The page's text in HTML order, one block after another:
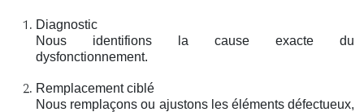
Diagnostic
Nous identifions la cause exacte du
dysfonctionnement.
Remplacement ciblé
Nous remplaçons ou ajustons les éléments défectueux,